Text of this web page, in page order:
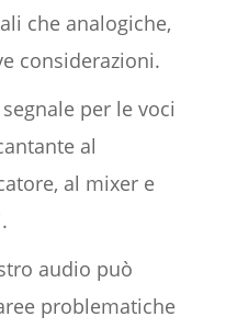
che analogiche,
considerazioni.
per le voci
al
al mixer e
audio può
problematiche